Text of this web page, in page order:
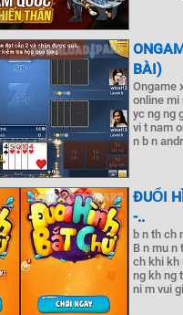
BÀI)
Ongame
online mi
yc ng ng
vi t nam
n b n
ĐUỔI
-..
b n th ch
B n mu n
ch khi kh
ng kh ng
ni m vui